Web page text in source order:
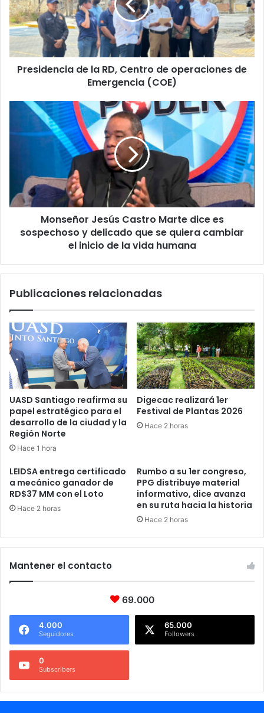
Centro
de
operaciones
Emergencia
(COE)
Presidencia de la RD, Centro de operaciones de
Emergencia (COE)
Monseñor
Castro
sospechoso
delicado
el
de
humana
Monseñor Jesús Castro Marte dice es
sospechoso y delicado que se quiera cambiar
el inicio de la vida humana
Publicaciones relacionadas
UASD Santiago reafirma su
papel estratégico para el
desarrollo de la ciudad y la
Región Norte
Hace 1 hora
Digecac realizará 1er
Festival de Plantas 2026
Hace 2 horas
LEIDSA entrega certificado
a mecánico ganador de
RD$37 MM con el Loto
Hace 2 horas
Rumbo a su 1er congreso,
PPG distribuye material
informativo, dice avanza
en su ruta hacia la historia
Hace 2 horas
Mantener el contacto
69.000
4.000
Seguidores
65.000
Followers
0
Subscribers